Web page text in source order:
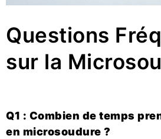
Questions
sur la
Q1 : Combien de temps
en microsoudure ?